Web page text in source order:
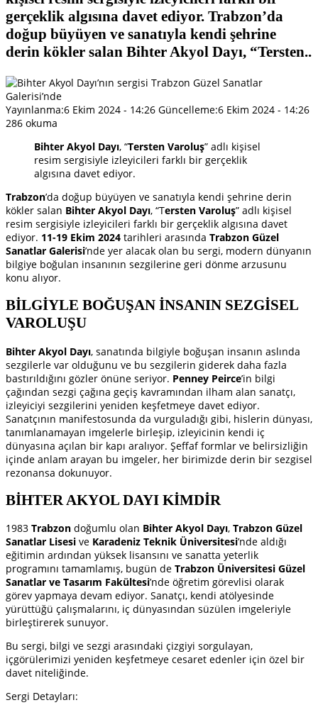
gerçeklik algısına davet ediyor. Trabzon’da
doğup büyüyen ve sanatıyla kendi şehrine
derin kökler salan Bihter Akyol Dayı, “Tersten..
Yayınlanma:6 Ekim 2024 - 14:26 Güncelleme:6 Ekim 2024 - 14:26
286 okuma
Bihter Akyol Dayı, “Tersten Varoluş” adlı kişisel
resim sergisiyle izleyicileri farklı bir gerçeklik
algısına davet ediyor.
Trabzon’da doğup büyüyen ve sanatıyla kendi şehrine derin
kökler salan Bihter Akyol Dayı, “Tersten Varoluş” adlı kişisel
resim sergisiyle izleyicileri farklı bir gerçeklik algısına davet
ediyor. 11-19 Ekim 2024 tarihleri arasında Trabzon Güzel
Sanatlar Galerisi’nde yer alacak olan bu sergi, modern dünyanın
bilgiye boğulan insanının sezgilerine geri dönme arzusunu
konu alıyor.
BİLGİYLE BOĞUŞAN İNSANIN SEZGİSEL
VAROLUŞU
Bihter Akyol Dayı, sanatında bilgiyle boğuşan insanın aslında
sezgilerle var olduğunu ve bu sezgilerin giderek daha fazla
bastırıldığını gözler önüne seriyor. Penney Peirce’in bilgi
çağından sezgi çağına geçiş kavramından ilham alan sanatçı,
izleyiciyi sezgilerini yeniden keşfetmeye davet ediyor.
Sanatçının manifestosunda da vurguladığı gibi, hislerin dünyası,
tanımlanamayan imgelerle birleşip, izleyicinin kendi iç
dünyasına açılan bir kapı aralıyor. Şeffaf formlar ve belirsizliğin
içinde anlam arayan bu imgeler, her birimizde derin bir sezgisel
rezonansa dokunuyor.
BİHTER AKYOL DAYI KİMDİR
1983 Trabzon doğumlu olan Bihter Akyol Dayı, Trabzon Güzel
Sanatlar Lisesi ve Karadeniz Teknik Üniversitesi’nde aldığı
eğitimin ardından yüksek lisansını ve sanatta yeterlik
programını tamamlamış, bugün de Trabzon Üniversitesi Güzel
Sanatlar ve Tasarım Fakültesi’nde öğretim görevlisi olarak
görev yapmaya devam ediyor. Sanatçı, kendi atölyesinde
yürüttüğü çalışmalarını, iç dünyasından süzülen imgeleriyle
birleştirerek sunuyor.
Bu sergi, bilgi ve sezgi arasındaki çizgiyi sorgulayan,
içgörülerimizi yeniden keşfetmeye cesaret edenler için özel bir
davet niteliğinde.
Sergi Detayları: